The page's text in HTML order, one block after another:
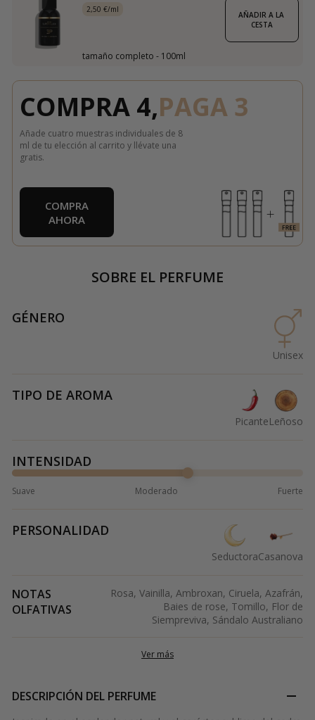
2,50 €/ml
tamaño completo - 100ml
AÑADIR A LA
CESTA
COMPRA 4,PAGA 3
Añade cuatro muestras individuales de 8
ml de tu elección al carrito y llévate una
gratis.
COMPRA
AHORA
SOBRE EL PERFUME
GÉNERO
Unisex
TIPO DE AROMA
PicanteLeñoso
INTENSIDAD
Suave Moderado Fuerte
PERSONALIDAD
SeductoraCasanova
NOTAS
OLFATIVAS
Rosa, Vainilla, Ambroxan, Ciruela, Azafrán,
Baies de rose, Tomillo, Flor de
Siempreviva, Sándalo Australiano
Ver más
DESCRIPCIÓN DEL PERFUME